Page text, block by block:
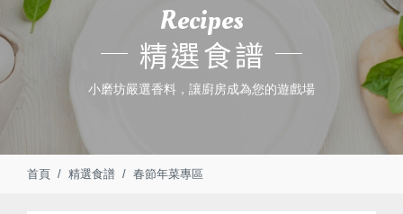
Recipes
精選食譜
小磨坊嚴選香料，讓廚房成為您的遊戲場
首頁 精選食譜 春節年菜專區